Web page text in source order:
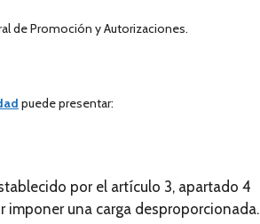
de Promoción y Autorizaciones.
puede presentar:
por el artículo 3, apartado 4
una carga desproporcionada.